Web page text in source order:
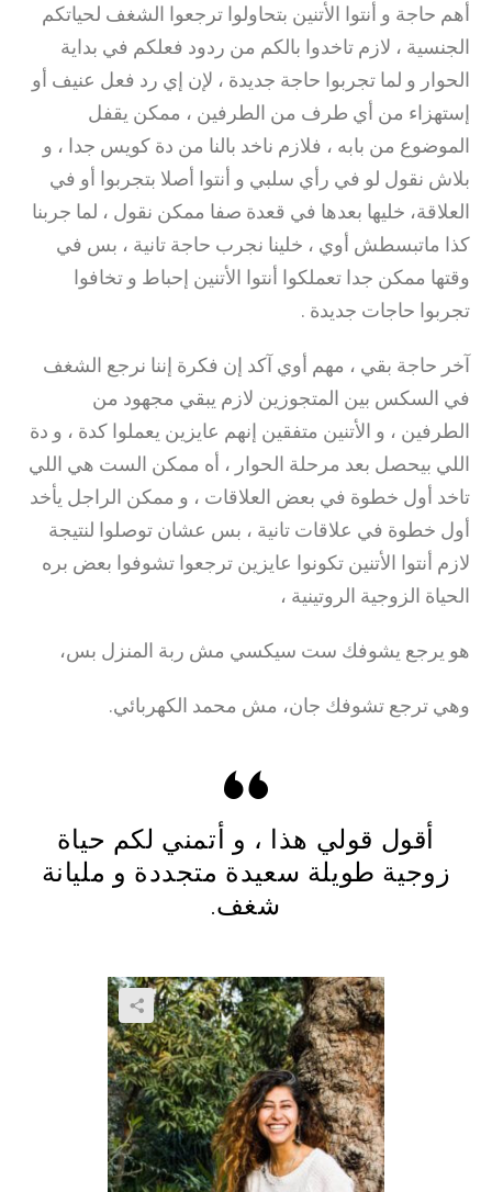
أهم حاجة و أنتوا الأتنين بتحاولوا ترجعوا الشغف لحياتكم
الجنسية ، لازم تاخدوا بالكم من ردود فعلكم في بداية
الحوار و لما تجربوا حاجة جديدة ، لإن إي رد فعل عنيف أو
إستهزاء من أي طرف من الطرفين ، ممكن يقفل
الموضوع من بابه ، فلازم ناخد بالنا من دة كويس جدا ، و
بلاش نقول لو في رأي سلبي و أنتوا أصلا بتجربوا أو في
العلاقة، خليها بعدها في قعدة صفا ممكن نقول ، لما جربنا
كذا ماتبسطش أوي ، خلينا نجرب حاجة تانية ، بس في
وقتها ممكن جدا تعملكوا أنتوا الأتنين إحباط و تخافوا
تجربوا حاجات جديدة .
آخر حاجة بقي ، مهم أوي آكد إن فكرة إننا نرجع الشغف
في السكس بين المتجوزين لازم يبقي مجهود من
الطرفين ، و الأتنين متفقين إنهم عايزين يعملوا كدة ، و دة
اللي بيحصل بعد مرحلة الحوار ، أه ممكن الست هي اللي
تاخد أول خطوة في بعض العلاقات ، و ممكن الراجل يأخد
أول خطوة في علاقات تانية ، بس عشان توصلوا لنتيجة
لازم أنتوا الأتنين تكونوا عايزين ترجعوا تشوفوا بعض بره
الحياة الزوجية الروتينية ،
هو يرجع يشوفك ست سيكسي مش ربة المنزل بس،
وهي ترجع تشوفك جان، مش محمد الكهربائي.
أقول قولي هذا ، و أتمني لكم حياة
زوجية طويلة سعيدة متجددة و مليانة
شغف.